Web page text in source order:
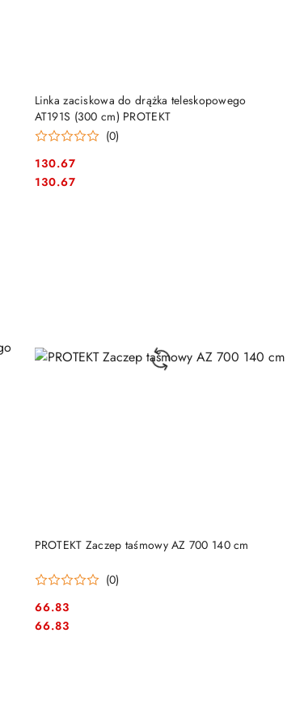
Linka zaciskowa do drążka teleskopowego
AT191S (300 cm) PROTEKT
(0)
Cena:
130.67
Cena:
130.67
DO KOSZYKA
PROTEKT Zaczep taśmowy AZ 700 140 cm
(0)
Cena:
66.83
Cena:
66.83
DO KOSZYKA